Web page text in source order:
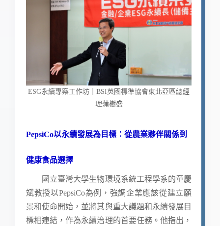
ESG永續專案工作坊｜BSI英國標準協會東北亞區總經
理蒲樹盛
PepsiCo以永續發展為目標：從農業夥伴關係到
健康食品選擇
國立臺灣大學生物環境系統工程學系的童慶
斌教授以PepsiCo為例，強調企業應該從建立願
景和使命開始，並將其與重大議題和永續發展目
標相連結，作為永續治理的首要任務。他指出，